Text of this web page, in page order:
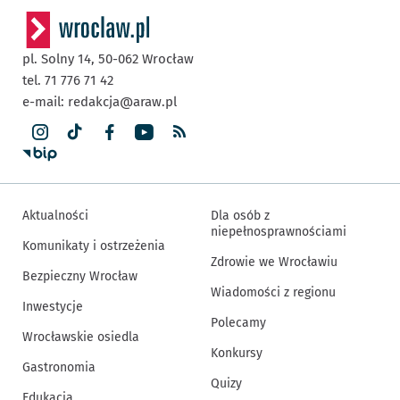
pl. Solny 14, 50-062 Wrocław
tel. 71 776 71 42
e-mail: redakcja@araw.pl
Aktualności
Komunikaty i ostrzeżenia
Bezpieczny Wrocław
Inwestycje
Wrocławskie osiedla
Gastronomia
Dla osób z
niepełnosprawnościami
Zdrowie we Wrocławiu
Wiadomości z regionu
Polecamy
Konkursy
Quizy